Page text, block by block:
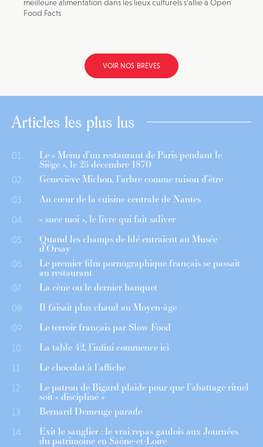
meilleure alimentation dans les lieux culturels s’allie à Open
Food Facts
VOIR NOS BRÈVES
Articles les plus lus
01 Le « Menu d’un restaurant de Paris pendant le
Siège », le 25 décembre 1870
02 Geneviève Michon, l’arbre comme raison d’être
03 Au cœur de la cuisine centrale de Nantes
04 « suce moi », le livre qui fait saliver
05 Quand les champs de blé entraient au Musée
d’Orsay
06 Le premier film pornographique français se passait
au restaurant
07 La cène ou le dernier banquet
08 Il faisait plus chaud au Moyen-âge
09 Le terroir français par Slow Food
10 La table 42, l’infini commence ici
11 Le chocolat à l’affiche
12 Le patron de Bigard plaide pour que l’abattage rituel
soit « discipliné »
13 Bernard Demenge parade
14 Exit le sanglier : le vrai repas gaulois aux Journées
du patrimoine en Saône-et-Loire